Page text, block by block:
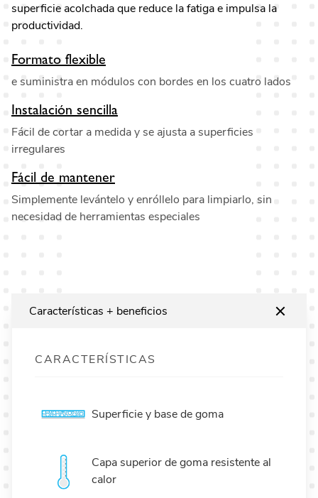
superficie acolchada que reduce la fatiga e impulsa la
productividad.
Formato flexible
e suministra en módulos con bordes en los cuatro lados
Instalación sencilla
Fácil de cortar a medida y se ajusta a superficies
irregulares
Fácil de mantener
Simplemente levántelo y enróllelo para limpiarlo, sin
necesidad de herramientas especiales
Características + beneficios
CARACTERÍSTICAS
Superficie y base de goma
Capa superior de goma resistente al
calor